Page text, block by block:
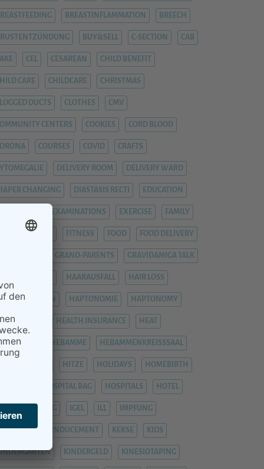
BREASTINFLAMMATION BREECH
BUY&SELL C-SECTION CAB
CEL CESAREAN CHILD BENEFIT
CARE CHILDCARE CHRISTMAS
DUCTS CLOTHES CMV
CENTERS COOKIES CORD BLOOD
COURSES COVID CRAFTS
DELIVERY ROOM DELIVERY WARD
CHANGING DIASTASIS RECTI EDUCATION
EXAMINATIONS EXERCISE FAMILY
FIEBER FITNESS FOOD FOOD DELIVERY
GRAND-PARENTS GRAVIDAMIGA TALK
HAARAUSFALL HAIR LOSS
HAPTONOMIE HAPTONOMY
HEALTH INSURANCE HEAT
LEGS HEBAMME HEBAMMENKREISSSAAL
HITZE HOLIDAYS HOMEBIRTH
HOSPITAL BAG HOSPITALS HOTEL
HYPNOBIRTHING IGEL ILL IMPFUNG
INDUCEMENT KEKSE KIDS
KINDERGELD KINESIOTAPING